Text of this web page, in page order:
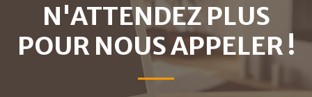
N'ATTENDEZ PLUS
POUR NOUS APPELER !